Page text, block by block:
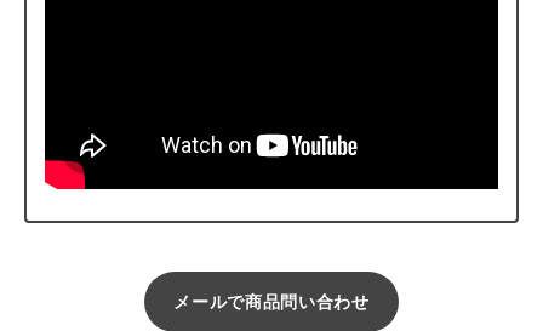
メールで商品問い合わせ